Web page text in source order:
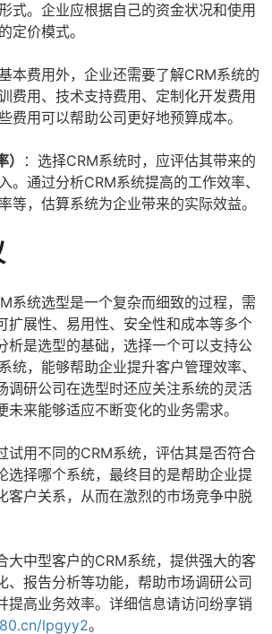
式。企业应根据自己的资金状况和使用
定价模式。
本费用外，企业还需要了解CRM系统的
费用、技术支持费用、定制化开发费用
费用可以帮助公司更好地预算成本。
：选择CRM系统时，应评估其带来的
。通过分析CRM系统提高的工作效率、
等，估算系统为企业带来的实际效益。
系统选型是一个复杂而细致的过程，需
扩展性、易用性、安全性和成本等多个
析是选型的基础，选择一个可以支持公
统，能够帮助企业提升客户管理效率、
调研公司在选型时还应关注系统的灵活
来能够适应不断变化的业务需求。
试用不同的CRM系统，评估其是否符合
选择哪个系统，最终目的是帮助企业提
客户关系，从而在激烈的市场竞争中脱
大中型客户的CRM系统，提供强大的客
、报告分析等功能，帮助市场调研公司
提高业务效率。详细信息请访问纷享销
lpgyy2。